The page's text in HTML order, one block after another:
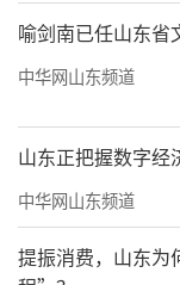
喻剑南已任山东省
中华网山东频道
山东正把握数字经
中华网山东频道
提振消费，山东